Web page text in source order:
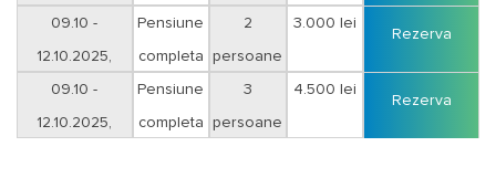
sejur 3 nopti
09.10 -
12.10.2025,
sejur 3 nopti
Pensiune
completa
2
persoane
3.000 lei
Rezerva
09.10 -
12.10.2025,
Pensiune
completa
3
persoane
4.500 lei
Rezerva